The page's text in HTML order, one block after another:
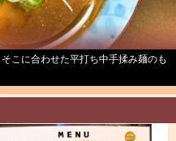
こに合わせた平打ち中手揉み麺のも